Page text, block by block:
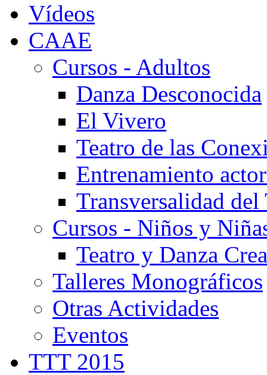
Vídeos
CAAE
Cursos - Adultos
Danza Desconocida
El Vivero
Teatro de las
Entrenamiento
Transversalidad del
Cursos - Niños y
Teatro y Danza
Talleres Monográficos
Otras Actividades
Eventos
TTT 2015